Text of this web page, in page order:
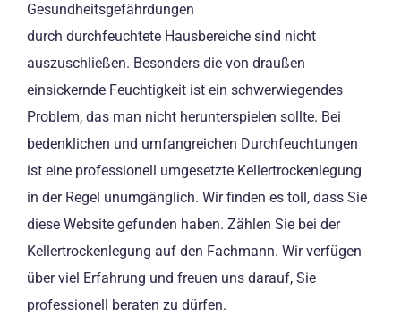
Gesundheitsgefährdungen
durch durchfeuchtete Hausbereiche sind nicht
auszuschließen. Besonders die von draußen
einsickernde Feuchtigkeit ist ein schwerwiegendes
Problem, das man nicht herunterspielen sollte. Bei
bedenklichen und umfangreichen Durchfeuchtungen
ist eine professionell umgesetzte Kellertrockenlegung
in der Regel unumgänglich. Wir finden es toll, dass Sie
diese Website gefunden haben. Zählen Sie bei der
Kellertrockenlegung auf den Fachmann. Wir verfügen
über viel Erfahrung und freuen uns darauf, Sie
professionell beraten zu dürfen.